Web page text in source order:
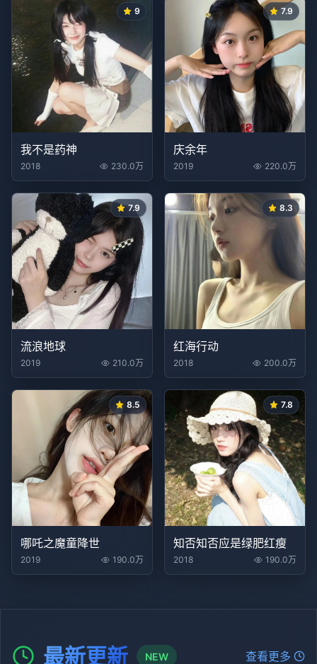
9
我不是药神
2018 230.0万
7.9
庆余年
2019 220.0万
7.9
流浪地球
2019 210.0万
8.3
红海行动
2018 200.0万
8.5
哪吒之魔童降世
2019 190.0万
7.8
知否知否应是绿肥红瘦
2018 190.0万
最新更新 NEW 查看更多